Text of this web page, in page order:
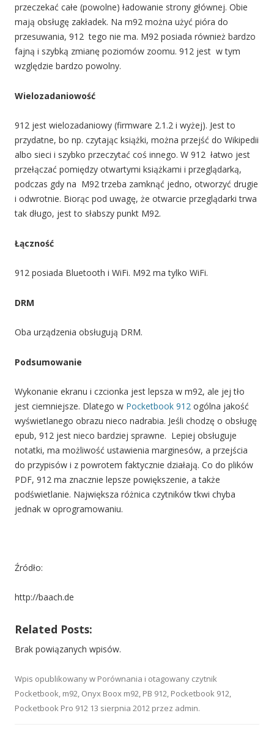
przeczekać całe (powolne) ładowanie strony głównej. Obie
mają obsługę zakładek. Na m92 można użyć pióra do
przesuwania, 912 tego nie ma. M92 posiada również bardzo
fajną i szybką zmianę poziomów zoomu. 912 jest w tym
względzie bardzo powolny.
Wielozadaniowość
912 jest wielozadaniowy (firmware 2.1.2 i wyżej). Jest to
przydatne, bo np. czytając książki, można przejść do Wikipedii
albo sieci i szybko przeczytać coś innego. W 912 łatwo jest
przełączać pomiędzy otwartymi książkami i przeglądarką,
podczas gdy na M92 trzeba zamknąć jedno, otworzyć drugie
i odwrotnie. Biorąc pod uwagę, że otwarcie przeglądarki trwa
tak długo, jest to słabszy punkt M92.
Łączność
912 posiada Bluetooth i WiFi. M92 ma tylko WiFi.
DRM
Oba urządzenia obsługują DRM.
Podsumowanie
Wykonanie ekranu i czcionka jest lepsza w m92, ale jej tło
jest ciemniejsze. Dlatego w Pocketbook 912 ogólna jakość
wyświetlanego obrazu nieco nadrabia. Jeśli chodzę o obsługę
epub, 912 jest nieco bardziej sprawne. Lepiej obsługuje
notatki, ma możliwość ustawienia marginesów, a przejścia
do przypisów i z powrotem faktycznie działają. Co do plików
PDF, 912 ma znacznie lepsze powiększenie, a także
podświetlanie. Największa różnica czytników tkwi chyba
jednak w oprogramowaniu.
Źródło:
http://baach.de
Related Posts:
Brak powiązanych wpisów.
Wpis opublikowany w Porównania i otagowany czytnik
Pocketbook, m92, Onyx Boox m92, PB 912, Pocketbook 912,
Pocketbook Pro 912 13 sierpnia 2012 przez admin.